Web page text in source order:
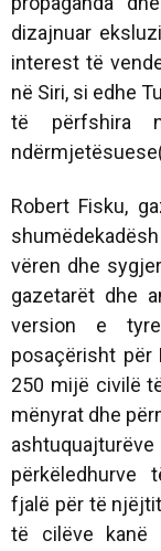
dizajnuar
interest të
në Siri, si edhe
të përfshira
Robert Fisku,
vëren dhe
gazetarët dhe
version e
posaçërisht për
250 mijë civilë
mënyrat dhe
përkëledhurve
fjalë për të
të cilëve kanë